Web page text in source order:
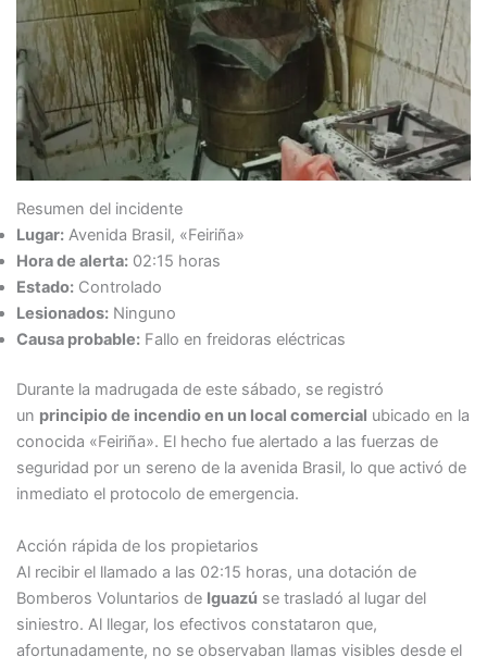
Resumen del incidente
Lugar:Avenida Brasil, «Feiriña»
Hora de alerta:02:15 horas
Estado:Controlado
Lesionados:Ninguno
Causa probable:Fallo en freidoras eléctricas
Durante la madrugada de este sábado, se registró
un principio de incendio en un local comercial ubicado en la
conocida «Feiriña». El hecho fue alertado a las fuerzas de
seguridad por un sereno de la avenida Brasil, lo que activó de
inmediato el protocolo de emergencia.
Acción rápida de los propietarios
Al recibir el llamado a las 02:15 horas, una dotación de
Bomberos Voluntarios de Iguazú se trasladó al lugar del
siniestro. Al llegar, los efectivos constataron que,
afortunadamente, no se observaban llamas visibles desde el